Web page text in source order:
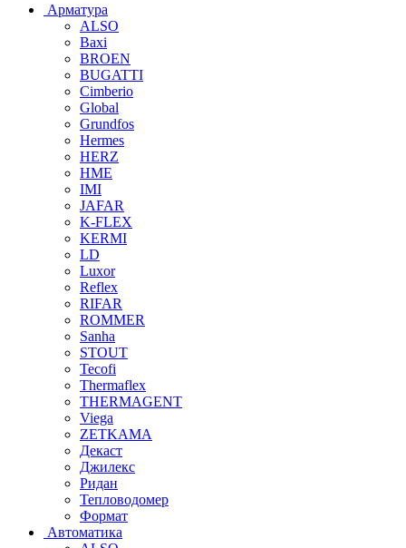
Арматура
ALSO
Baxi
BROEN
BUGATTI
Cimberio
Global
Grundfos
Hermes
HERZ
HME
IMI
JAFAR
K-FLEX
KERMI
LD
Luxor
Reflex
RIFAR
ROMMER
Sanha
STOUT
Tecofi
Thermaflex
THERMAGENT
Viega
ZETKAMA
Декаст
Джилекс
Ридан
Тепловодомер
Формат
Автоматика